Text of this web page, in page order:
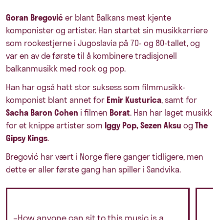
Goran Bregović er blant Balkans mest kjente
komponister og artister. Han startet sin musikkarriere
som rockestjerne i Jugoslavia på 70- og 80-tallet, og
var en av de første til å kombinere tradisjonell
balkanmusikk med rock og pop.
Han har også hatt stor suksess som filmmusikk-
komponist blant annet for Emir Kusturica, samt for
Sacha Baron Cohen i filmen Borat. Han har laget musikk
for et knippe artister som Iggy Pop, Sezen Aksu og The
Gipsy Kings.
Bregović har vært i Norge flere ganger tidligere, men
dette er aller første gang han spiller i Sandvika.